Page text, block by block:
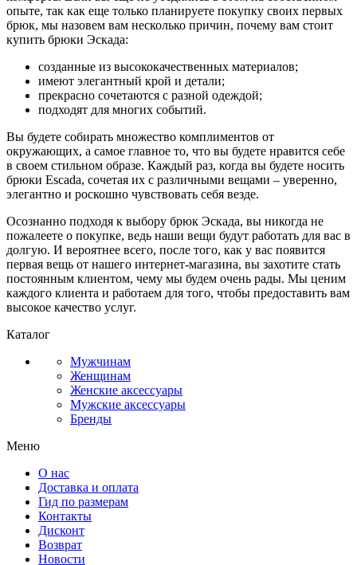
опыте, так как еще только планируете покупку своих первых
брюк, мы назовем вам несколько причин, почему вам стоит
купить брюки Эскада:
созданные из высококачественных материалов;
имеют элегантный крой и детали;
прекрасно сочетаются с разной одеждой;
подходят для многих событий.
Вы будете собирать множество комплиментов от
окружающих, а самое главное то, что вы будете нравится себе
в своем стильном образе. Каждый раз, когда вы будете носить
брюки Escada, сочетая их с различными вещами – уверенно,
элегантно и роскошно чувствовать себя везде.
Осознанно подходя к выбору брюк Эскада, вы никогда не
пожалеете о покупке, ведь наши вещи будут работать для вас в
долгую. И вероятнее всего, после того, как у вас появится
первая вещь от нашего интернет-магазина, вы захотите стать
постоянным клиентом, чему мы будем очень рады. Мы ценим
каждого клиента и работаем для того, чтобы предоставить вам
высокое качество услуг.
Каталог
Мужчинам
Женщинам
Женские аксессуары
Мужские аксессуары
Бренды
Меню
О нас
Доставка и оплата
Гид по размерам
Контакты
Дисконт
Возврат
Новости